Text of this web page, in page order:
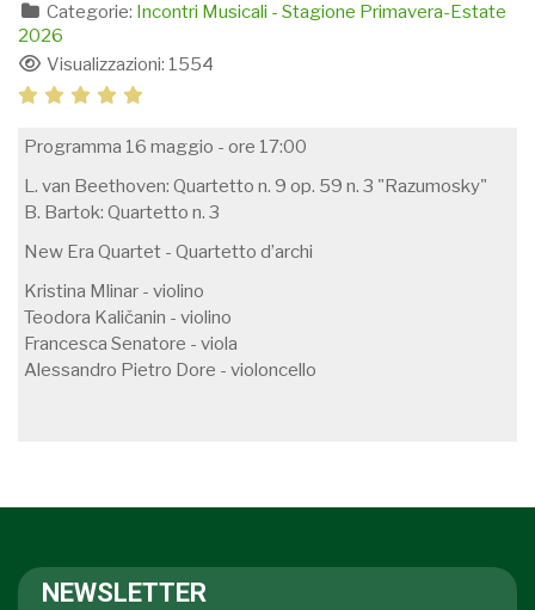
Categorie: Incontri Musicali - Stagione Primavera-Estate
2026
Visualizzazioni: 1554
Programma 16 maggio - ore 17:00
L. van Beethoven: Quartetto n. 9 op. 59 n. 3 "Razumosky"
B. Bartok: Quartetto n. 3
New Era Quartet - Quartetto d’archi
Kristina Mlinar - violino
Teodora Kaličanin - violino
Francesca Senatore - viola
Alessandro Pietro Dore - violoncello
NEWSLETTER